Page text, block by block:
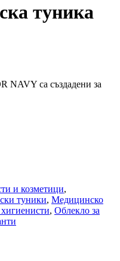
туника
NAVY са създадени за
и козметици,
туники, Медицинско
, Облекло за